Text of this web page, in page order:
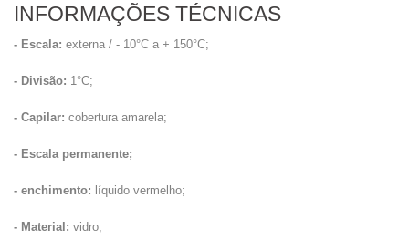
INFORMAÇÕES TÉCNICAS
- Escala: externa / - 10°C a + 150°C;
- Divisão: 1°C;
- Capilar: cobertura amarela;
- Escala permanente;
- enchimento: líquido vermelho;
- Material: vidro;